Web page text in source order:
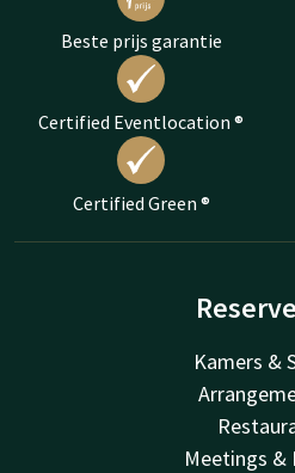
Beste prijs garantie
Certified Eventlocation ®
Certified Green ®
Kamers &
Meetings &